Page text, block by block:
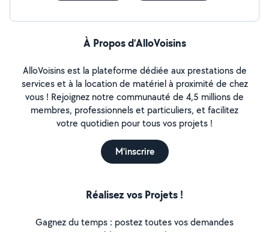
À Propos d’AlloVoisins
AlloVoisins est la plateforme dédiée aux prestations de
services et à la location de matériel à proximité de chez
vous ! Rejoignez notre communauté de 4,5 millions de
membres, professionnels et particuliers, et facilitez
votre quotidien pour tous vos projets !
M'inscrire
Réalisez vos Projets !
Gagnez du temps : postez toutes vos demandes